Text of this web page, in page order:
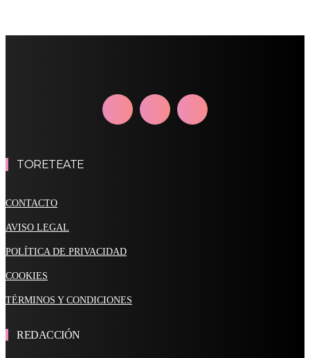
TORETEATE
CONTACTO
AVISO LEGAL
POLÍTICA DE PRIVACIDAD
COOKIES
TÉRMINOS Y CONDICIONES
REDACCIÓN